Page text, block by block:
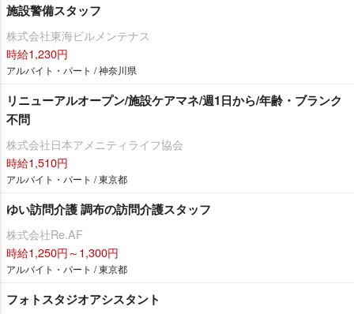
施設警備スタッフ
株式会社東海ビルメンテナス
時給1,230円
アルバイト・パート / 神奈川県
リニューアルオープン/施設ケアマネ/週1日から/年齢・ブランク
不問
株式会社日本アメニティライフ協会
時給1,510円
アルバイト・パート / 東京都
ゆい訪問介護 調布の訪問介護スタッフ
株式会社Re.AF
時給1,250円～1,300円
アルバイト・パート / 東京都
フォトスタジオアシスタント